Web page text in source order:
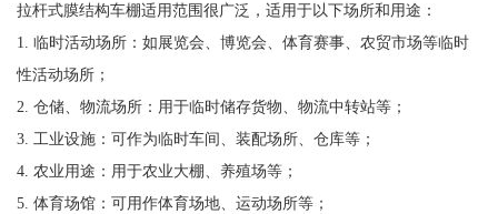
拉杆式膜结构车棚适用范围很广泛，适用于以下场所和用途：
1. 临时活动场所：如展览会、博览会、体育赛事、农贸市场等临时
性活动场所；
2. 仓储、物流场所：用于临时储存货物、物流中转站等；
3. 工业设施：可作为临时车间、装配场所、仓库等；
4. 农业用途：用于农业大棚、养殖场等；
5. 体育场馆：可用作体育场地、运动场所等；